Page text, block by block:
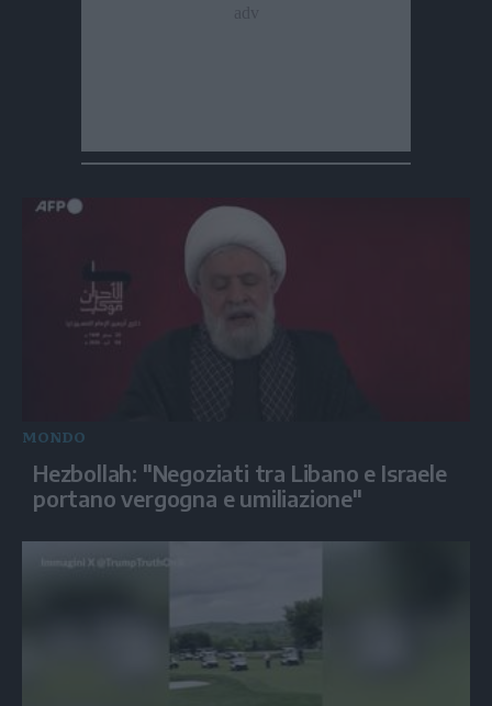
MONDO
Hezbollah: "Negoziati tra Libano e Israele
portano vergogna e umiliazione"